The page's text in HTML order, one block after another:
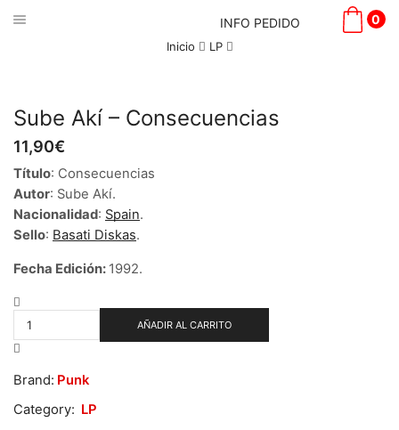
INFO PEDIDO 0
Inicio LP
Sube Akí – Consecuencias
11,90€
Título: Consecuencias
Autor: Sube Akí.
Nacionalidad: Spain.
Sello: Basati Diskas.
Fecha Edición: 1992.
AÑADIR AL CARRITO
Brand: Punk
Category: LP